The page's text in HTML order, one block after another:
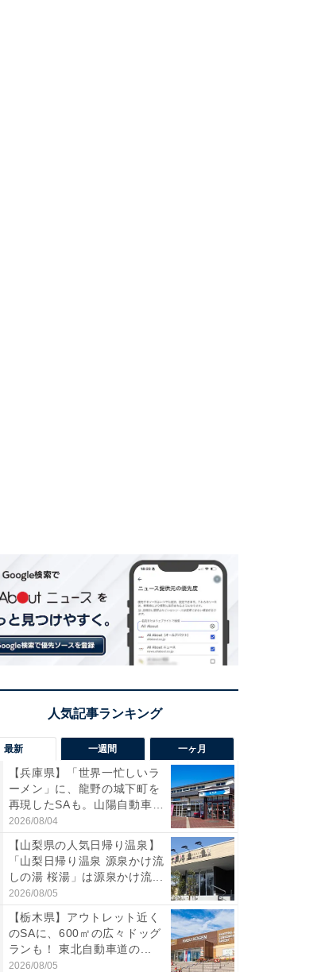
最新 一週間 一ヶ月
【兵庫県】「世界一忙しいラ
ーメン」に、龍野の城下町を
再現したSAも。山陽自動車
道...
2026/08/04
【山梨県の人気日帰り温泉】
「山梨日帰り温泉 源泉かけ流
しの湯 桜湯」は源泉かけ流...
2026/08/05
【栃木県】アウトレット近く
のSAに、600㎡の広々ドッグ
ランも！ 東北自動車道の...
2026/08/05